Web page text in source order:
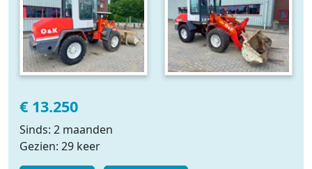
€ 13.250
Sinds: 2 maanden
Gezien: 29 keer